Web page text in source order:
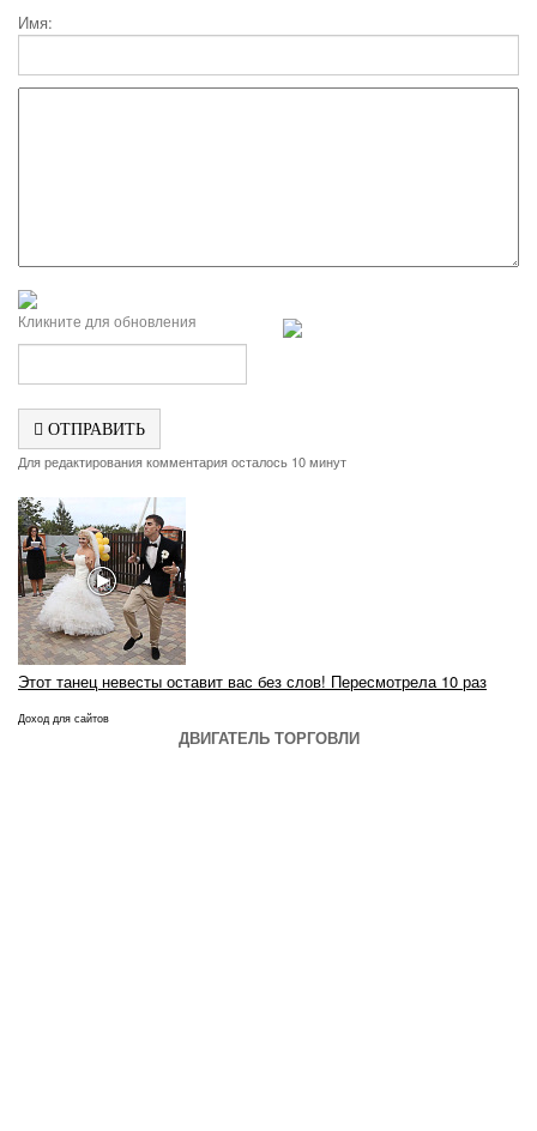
Имя:
Кликните для обновления
ОТПРАВИТЬ
Для редактирования комментария осталось 10 минут
Этот танец невесты оставит вас без слов! Пересмотрела 10 раз
Доход для сайтов
ДВИГАТЕЛЬ ТОРГОВЛИ